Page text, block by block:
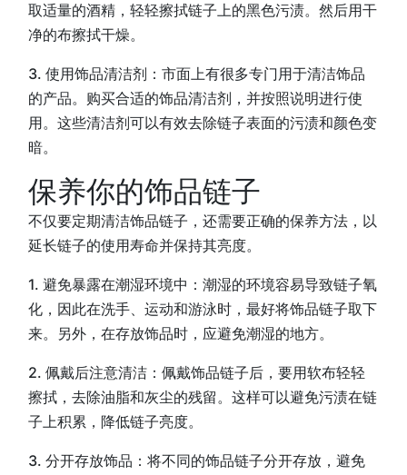
取适量的酒精，轻轻擦拭链子上的黑色污渍。然后用干
净的布擦拭干燥。
3. 使用饰品清洁剂：市面上有很多专门用于清洁饰品
的产品。购买合适的饰品清洁剂，并按照说明进行使
用。这些清洁剂可以有效去除链子表面的污渍和颜色变
暗。
保养你的饰品链子
不仅要定期清洁饰品链子，还需要正确的保养方法，以
延长链子的使用寿命并保持其亮度。
1. 避免暴露在潮湿环境中：潮湿的环境容易导致链子氧
化，因此在洗手、运动和游泳时，最好将饰品链子取下
来。另外，在存放饰品时，应避免潮湿的地方。
2. 佩戴后注意清洁：佩戴饰品链子后，要用软布轻轻
擦拭，去除油脂和灰尘的残留。这样可以避免污渍在链
子上积累，降低链子亮度。
3. 分开存放饰品：将不同的饰品链子分开存放，避免